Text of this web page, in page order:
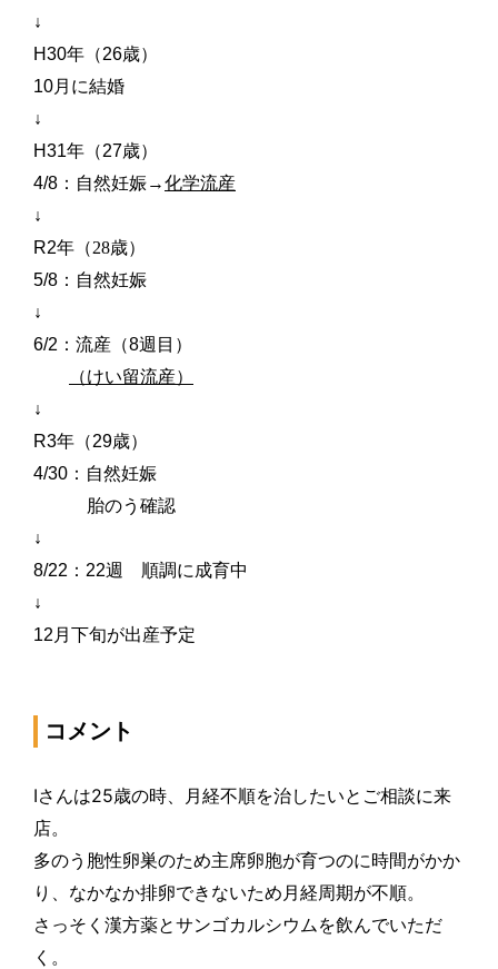
↓
H30年（26歳）
10月に結婚
↓
H31年 （27歳）
4/8 ：自然妊娠→化学流産
↓
R2年（28歳）
5/8 ：自然妊娠
↓
6/2 ：流産（8週目）
（けい留流産）
↓
R3年（29歳）
4/30 ：自然妊娠
胎のう確認
↓
8/22 ： 22週 順調に成育中
↓
12 月下旬が出産予定
コメント
Iさんは25歳の時、月経不順を治したいとご相談に来
店。
多のう胞性卵巣のため主席卵胞が育つのに時間がかか
り、なかなか排卵できないため月経周期が不順。
さっそく漢方薬とサンゴカルシウムを飲んでいただ
く。